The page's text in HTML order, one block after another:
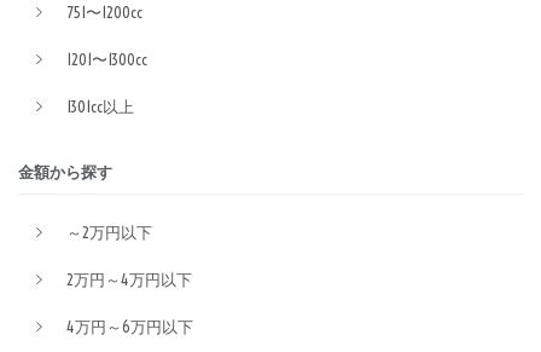
751〜1200cc
1201〜1300cc
1301cc以上
金額から探す
～2万円以下
2万円～4万円以下
4万円～6万円以下